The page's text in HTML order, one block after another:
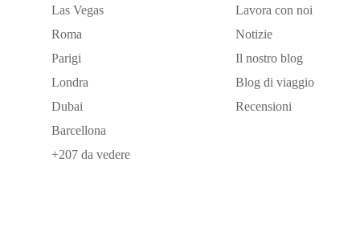
Las Vegas
Roma
Parigi
Londra
Dubai
Barcellona
+207 da vedere
Lavora con noi
Notizie
Il nostro blog
Blog di viaggio
Recensioni